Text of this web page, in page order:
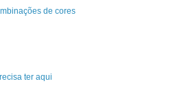
de cores
ter aqui